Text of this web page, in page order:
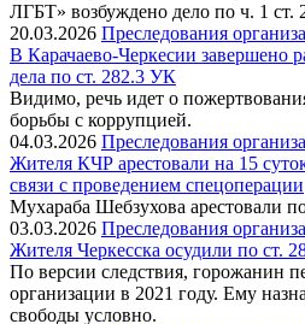
ЛГБТ» возбуждено дело по ч. 1 ст.
20.03.2026 Преследования
В Карачаево-Черкесии завершено
дела по ст. 282.3 УК
Видимо, речь идет о
борьбы с коррупцией.
04.03.2026 Преследования
Жителя КЧР арестовали на 15
связи с проведением спецоперации
Мухараба Шебзухова арестовали
03.03.2026 Преследования
Жителя Черкесска осудили по ст.
По версии следствия, горожанин
организации в 2021 году. Ему
свободы условно.